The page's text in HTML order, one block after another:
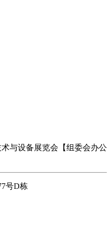
与设备展览会【组委会办公
号D栋